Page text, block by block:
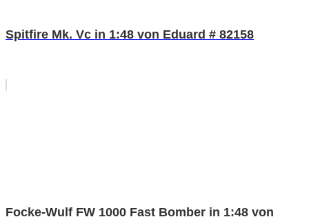
Spitfire Mk. Vc in 1:48 von Eduard # 82158
Focke-Wulf FW 1000 Fast Bomber in 1:48 von